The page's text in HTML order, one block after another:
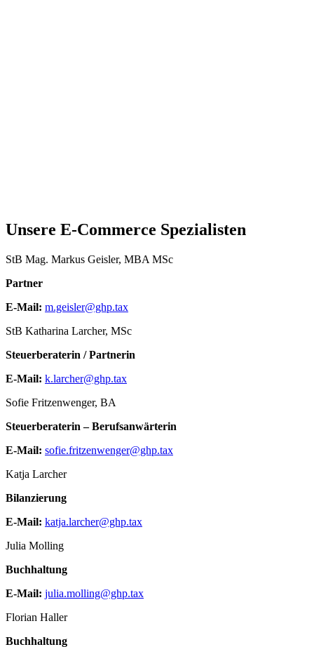
Unsere E-Commerce Spezialisten
StB Mag. Markus Geisler, MBA MSc
Partner
E-Mail: m.geisler@ghp.tax
StB Katharina Larcher, MSc
Steuerberaterin / Partnerin
E-Mail: k.larcher@ghp.tax
Sofie Fritzenwenger, BA
Steuerberaterin – Berufsanwärterin
E-Mail: sofie.fritzenwenger@ghp.tax
Katja Larcher
Bilanzierung
E-Mail: katja.larcher@ghp.tax
Julia Molling
Buchhaltung
E-Mail: julia.molling@ghp.tax
Florian Haller
Buchhaltung